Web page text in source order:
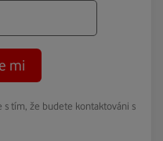
mi
tím, že budete kontaktováni s